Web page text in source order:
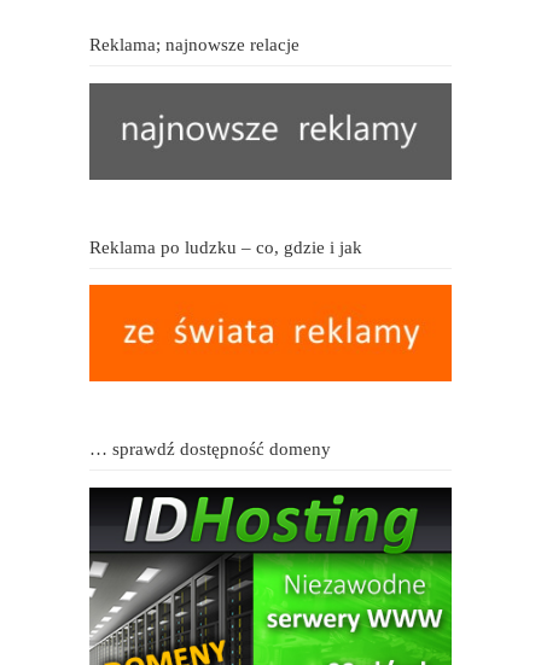
Reklama; najnowsze relacje
Reklama po ludzku – co, gdzie i jak
… sprawdź dostępność domeny